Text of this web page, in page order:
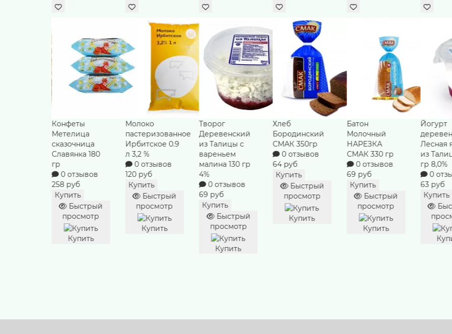
Конфеты
Метелица
сказочница
Славянка 180
гр
0 отзывов
258 руб
Купить
Быстрый
просмотр
Купить
Молоко
пастеризованное
Ирбитское 0.9
л 3,2 %
0 отзывов
120 руб
Купить
Быстрый
просмотр
Купить
Творог
Деревенский
из Талицы с
вареньем
малина 130 гр
4%
0 отзывов
69 руб
Купить
Быстрый
просмотр
Купить
Хлеб
Бородинский
СМАК 350гр
0 отзывов
64 руб
Купить
Быстрый
просмотр
Купить
Батон
Молочный
НАРЕЗКА
СМАК 330 гр
0 отзывов
69 руб
Купить
Быстрый
просмотр
Купить
Йогурт
Лесная
из
гр 8,0%
0
63 руб
Купить